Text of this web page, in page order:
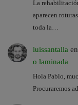
La
aparecen
toda la…
luissantalla en
o laminada
Hola Pablo,
Procuraremos